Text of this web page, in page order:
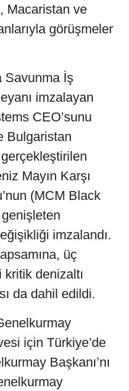
Macaristan ve
görüşmeler
Savunma İş
imzalayan
CEO’sunu
Bulgaristan
Mayın Karşı
(MCM Black
genişleten
imzalandı.
üç
denizaltı
da dahil edildi.
için Türkiye’de
Başkanı’nı